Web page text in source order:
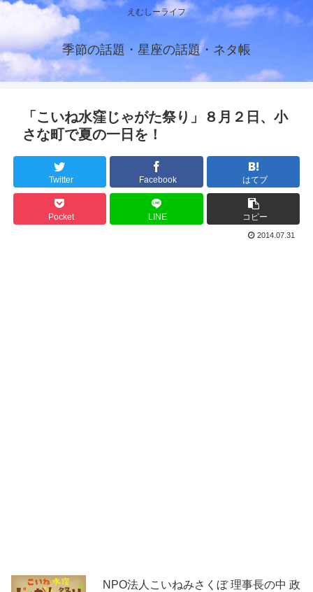
えむしーライフ
季節の話題・星座の話題・ネタ帳
「こいね水窪じゃがた祭り」８月２日、小
さな町で夏の一日を！
Twitter Facebook はてブ
Pocket LINE コピー
2014.07.31
NPO法人こいねみさくぼ 理事長の中 政